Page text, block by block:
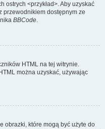
ostrych <przykład>. Aby uzyskać
przewodnikiem dostępnym ze
BBCode.
HTML na tej witrynie.
można uzyskać, używając
obrazki, które mogą być użyte do